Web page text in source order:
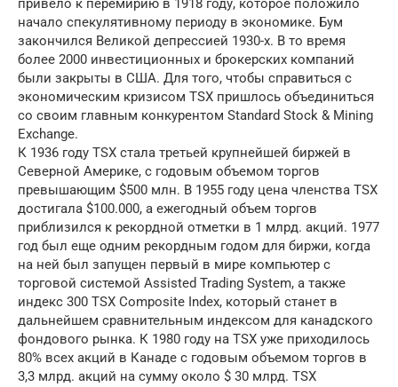
привело к перемирию в 1918 году, которое положило
начало спекулятивному периоду в экономике. Бум
закончился Великой депрессией 1930-х. В то время
более 2000 инвестиционных и брокерских компаний
были закрыты в США. Для того, чтобы справиться с
экономическим кризисом TSX пришлось объединиться
со своим главным конкурентом Standard Stock & Mining
Exchange.
К 1936 году TSX стала третьей крупнейшей биржей в
Северной Америке, с годовым объемом торгов
превышающим $500 млн. В 1955 году цена членства TSX
достигала $100.000, а ежегодный объем торгов
приблизился к рекордной отметки в 1 млрд. акций. 1977
год был еще одним рекордным годом для биржи, когда
на ней был запущен первый в мире компьютер с
торговой системой Assisted Trading System, а также
индекс 300 TSX Composite Index, который станет в
дальнейшем сравнительным индексом для канадского
фондового рынка. К 1980 году на TSX уже приходилось
80% всех акций в Канаде с годовым объемом торгов в
3,3 млрд. акций на сумму около $ 30 млрд. TSX